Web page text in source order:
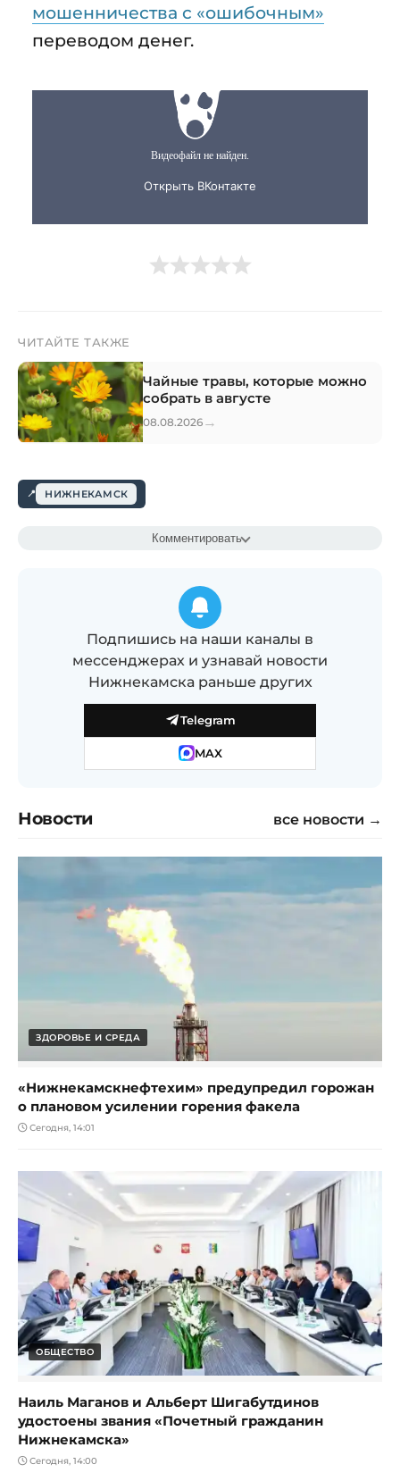
мошенничества с «ошибочным»
переводом денег.
ЧИТАЙТЕ ТАКЖЕ
Чайные травы, которые можно
собрать в августе
08.08.2026 →
НИЖНЕКАМСК
Комментировать
Подпишись на наши каналы в
мессенджерах и узнавай новости
Нижнекамска раньше других
Telegram
MAX
Новости все новости →
ЗДОРОВЬЕ И СРЕДА
«Нижнекамскнефтехим» предупредил горожан
о плановом усилении горения факела
Сегодня, 14:01
ОБЩЕСТВО
Наиль Маганов и Альберт Шигабутдинов
удостоены звания «Почетный гражданин
Нижнекамска»
Сегодня, 14:00